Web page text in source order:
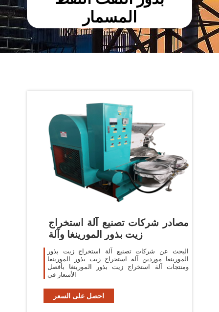
المسمار
مصادر شركات تصنيع آلة استخراج
زيت بذور المورينغا وآلة
البحث عن شركات تصنيع آلة استخراج زيت بذور
المورينغا موردين آلة استخراج زيت بذور المورينغا
ومنتجات آلة استخراج زيت بذور المورينغا بأفضل
الأسعار في
احصل على السعر